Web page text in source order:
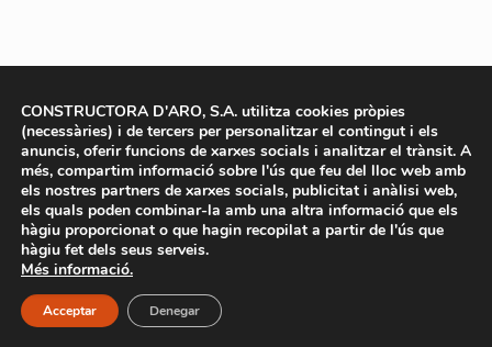
CONSTRUCTORA D'ARO, S.A. utilitza cookies pròpies
(necessàries) i de tercers per personalitzar el contingut i els
anuncis, oferir funcions de xarxes socials i analitzar el trànsit. A
més, compartim informació sobre l'ús que feu del lloc web amb
els nostres partners de xarxes socials, publicitat i anàlisi web,
els quals poden combinar-la amb una altra informació que els
hàgiu proporcionat o que hagin recopilat a partir de l'ús que
hàgiu fet dels seus serveis.
Més informació.
Acceptar Denegar